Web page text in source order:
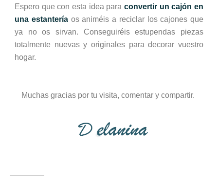
Espero que con esta idea para convertir un cajón en
una estantería os animéis a reciclar los cajones que
ya no os sirvan. Conseguiréis estupendas piezas
totalmente nuevas y originales para decorar vuestro
hogar.
Muchas gracias por tu visita, comentar y compartir.